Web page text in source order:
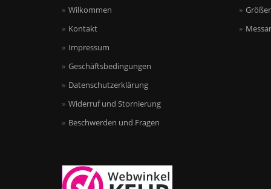
Wilkommen
Kontakt
Impressum
Geschäftsbedingungen
Datenschutzerklärung
Widerruf und Stornierung
Beschwerden und Fragen